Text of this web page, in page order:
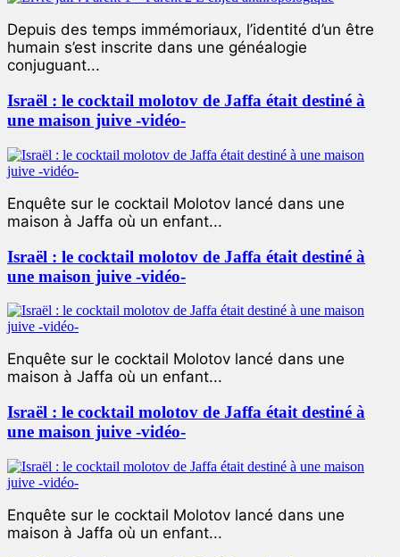
Depuis des temps immémoriaux, l’identité d’un être
humain s’est inscrite dans une généalogie
conjuguant...
Israël : le cocktail molotov de Jaffa était destiné à
une maison juive -vidéo-
Enquête sur le cocktail Molotov lancé dans une
maison à Jaffa où un enfant...
Israël : le cocktail molotov de Jaffa était destiné à
une maison juive -vidéo-
Enquête sur le cocktail Molotov lancé dans une
maison à Jaffa où un enfant...
Israël : le cocktail molotov de Jaffa était destiné à
une maison juive -vidéo-
Enquête sur le cocktail Molotov lancé dans une
maison à Jaffa où un enfant...